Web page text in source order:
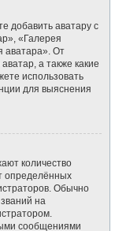
добавить аватару с
«Галерея
аватара». От
а также какие
использовать
для выяснения
количество
определённых
Обычно
на
сообщениями